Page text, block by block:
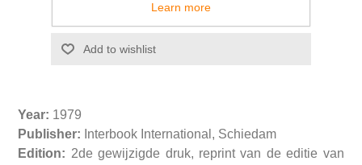
Please select the address you want to ship from
Year: 1979
Publisher: Interbook International, Schiedam
Edition: 2de gewijzigde druk, reprint van de editie van
Learn more